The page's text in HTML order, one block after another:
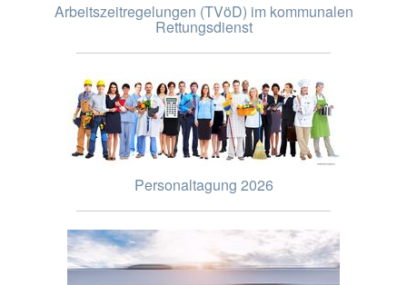
Arbeitszeitregelungen (TVöD) im kommunalen
Rettungsdienst
Personaltagung 2026